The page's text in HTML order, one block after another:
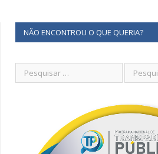
NÃO ENCONTROU O QUE QUERIA?